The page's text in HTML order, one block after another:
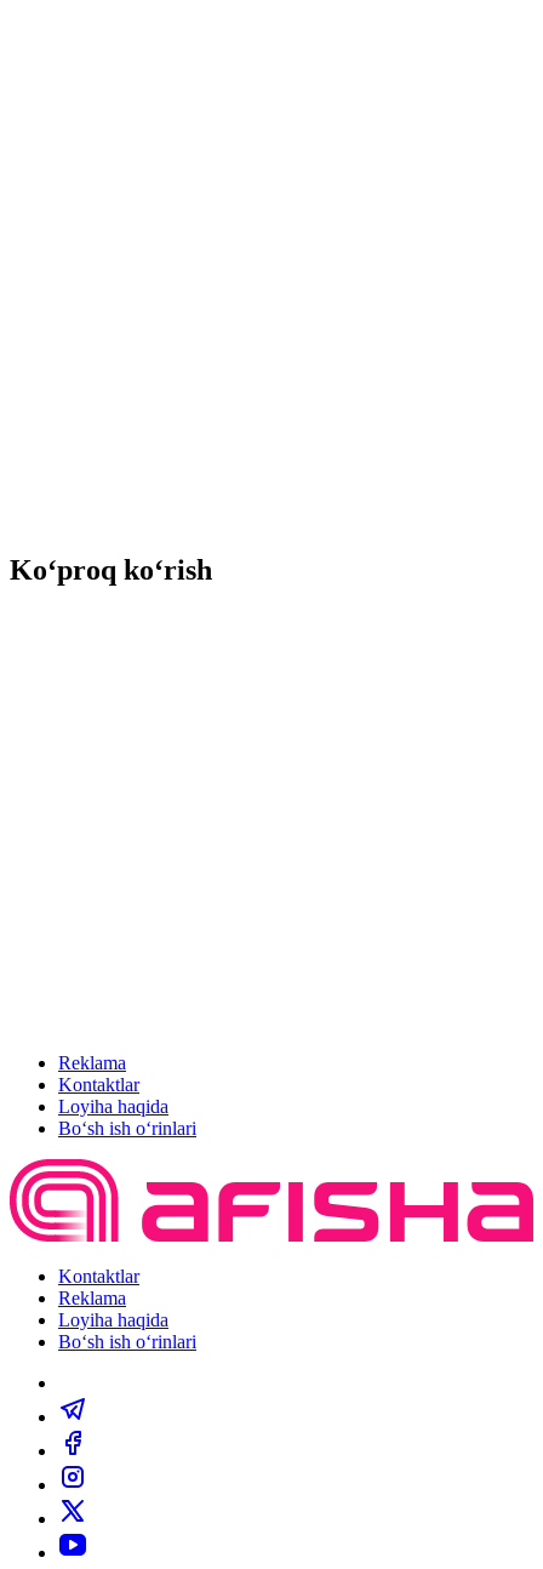
Ko‘proq ko‘rish
Reklama
Kontaktlar
Loyiha haqida
Bo‘sh ish o‘rinlari
Kontaktlar
Reklama
Loyiha haqida
Bo‘sh ish o‘rinlari